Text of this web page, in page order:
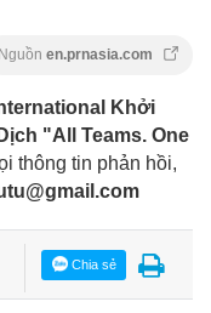
Nguồn en.prnasia.com
Khởi
"All Teams. One
thông tin phản hồi,
Chia sẻ